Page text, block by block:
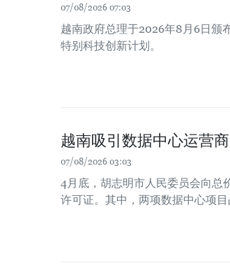
07/08/2026 07:03
越南政府总理于2026年8月6日颁
特别科技创新计划。
越南吸引数据中心运营
07/08/2026 03:03
4月底，胡志明市人民委员会向总
许可证。其中，两项数据中心项